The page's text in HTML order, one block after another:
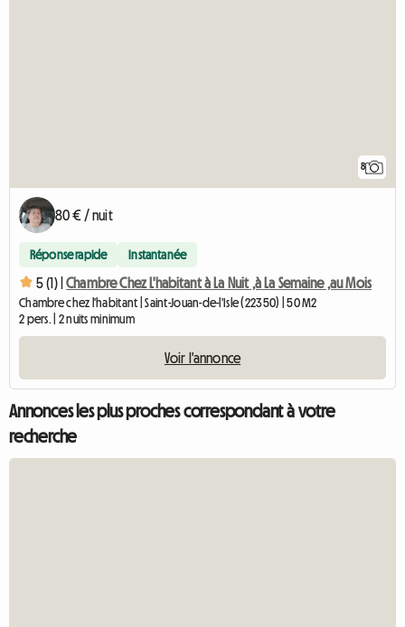
8
80 € / nuit
Réponse rapide Instantanée
5 (1) | Chambre Chez L'habitant à La Nuit ,à La Semaine ,au Mois
Chambre chez l'habitant | Saint-Jouan-de-l'Isle (22350) | 50 M2
2 pers. | 2 nuits minimum
Voir l'annonce
Annonces les plus proches correspondant à votre
recherche